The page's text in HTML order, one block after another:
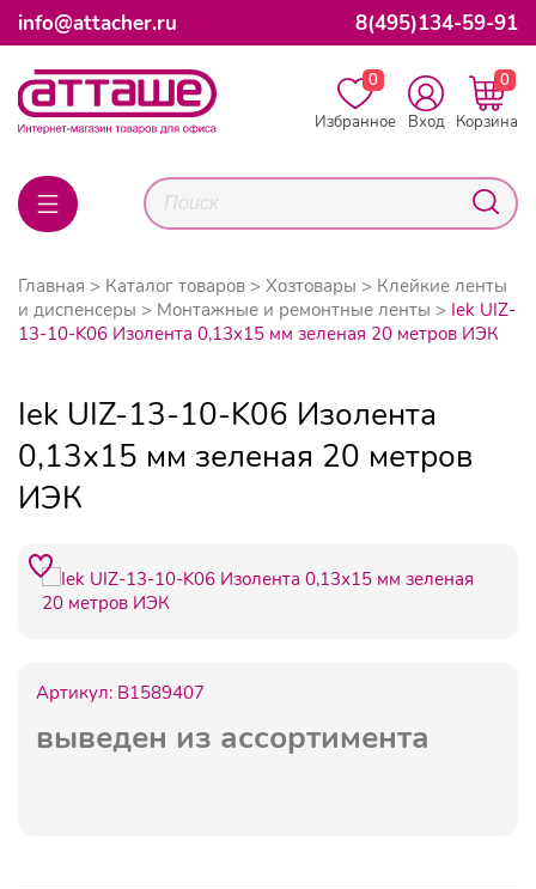
info@attacher.ru 8(495)134-59-91
0
Избранное
Вход
0
Корзина
Главная Каталог товаров Хозтовары
Клейкие ленты
и диспенсеры
Монтажные и ремонтные ленты
Iek UIZ-
13-10-K06 Изолента 0,13х15 мм зеленая 20 метров ИЭК
Iek UIZ-13-10-K06 Изолента
0,13х15 мм зеленая 20 метров
ИЭК
Артикул: B1589407
выведен из ассортимента